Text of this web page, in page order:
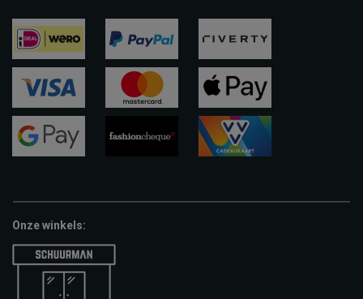
ideal paypal riverty
visa
apple-
pay
Onze winkels: